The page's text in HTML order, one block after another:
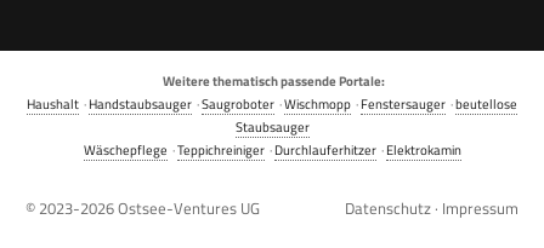
Weitere thematisch passende Portale:
Haushalt ·Handstaubsauger ·Saugroboter ·Wischmopp ·Fenstersauger ·beutellose
Staubsauger
Wäschepflege ·Teppichreiniger·Durchlauferhitzer·Elektrokamin
© 2023-2026Ostsee-Ventures UG Datenschutz · Impressum